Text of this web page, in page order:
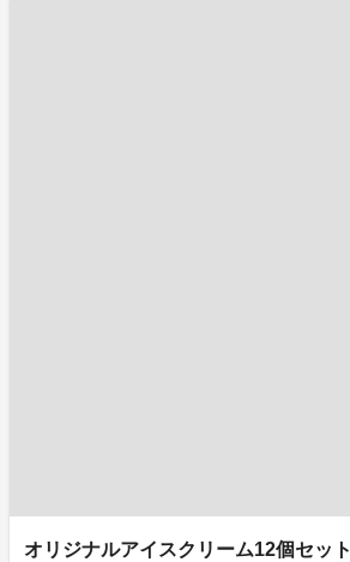
オリジナルアイスクリーム12個セット